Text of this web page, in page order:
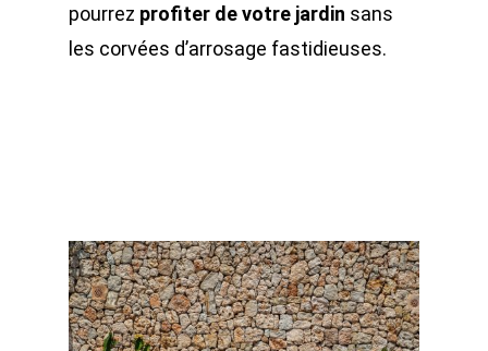
pourrez profiter de votre jardin sans
les corvées d’arrosage fastidieuses.